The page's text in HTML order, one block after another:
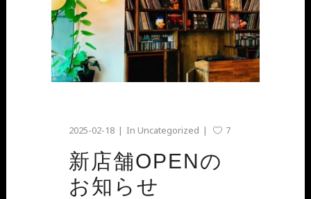
2025-02-18 In Uncategorized 7
新店舗OPENの
お知らせ